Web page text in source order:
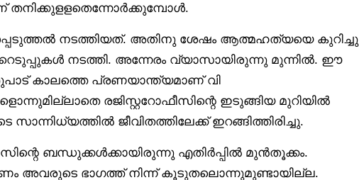
നടത്തിയത്. അതിനു ശേഷം ആത്മഹത്യയെ കുറിച്ചു
നടത്തി. അന്നേരം വ്യാസായിരുന്നു മുന്നിൽ. ഈ
കാലത്തെ പ്രണയാന്ത്യമാണ് വി
രജിസ്റ്ററോഫീസിന്റെ ഇടുങ്ങിയ മുറിയിൽ
ജീവിതത്തിലേക്ക് ഇറങ്ങിത്തിരിച്ചു.
ബന്ധുക്കൾക്കായിരുന്നു എതിർപ്പിൽ മുൻതൂക്കം.
അവരുടെ ഭാഗത്ത് നിന്ന് കൂടുതലൊന്നുമുണ്ടായില്ല.